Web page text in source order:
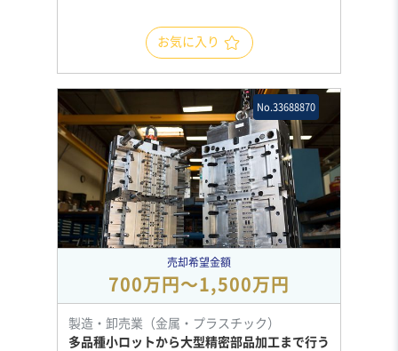
お気に入り
No.33688870
売却希望金額
700万円〜1,500万円
製造・卸売業（金属・プラスチック）
多品種小ロットから大型精密部品加工まで行う